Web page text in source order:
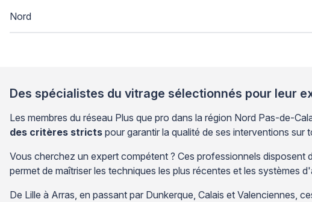
Nord
Des spécialistes du vitrage sélectionnés pour leur
Les membres du réseau Plus que pro dans la région Nord Pas-de-
des critères stricts pour garantir la qualité de ses interventions sur
Vous cherchez un expert compétent ? Ces professionnels
permet de maîtriser les techniques les plus récentes et les systèmes
De Lille à Arras, en passant par Dunkerque, Calais et Valenciennes,